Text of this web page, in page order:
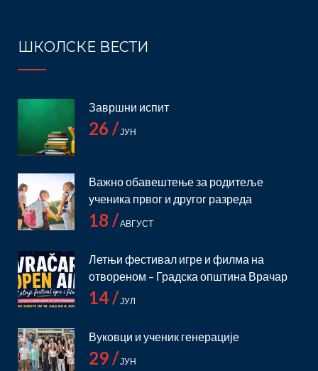
ШКОЛСКЕ ВЕСТИ
Завршни испит
26 /ЈУН
Важно обавештење за родитеље
ученика првог и другог разреда
18 /АВГУСТ
Летњи фестивал игре и филма на
отвореном – Градска општина Врачар
14 /ЈУЛ
Вуковци и ученик генерације
29 /ЈУН